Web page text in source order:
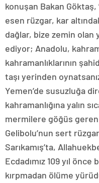
konuşan Bakan
esen rüzgar, kar
dağlar, bize zemin
ediyor; Anadolu,
kahramanlıklarının
taşı yerinden
Yemen’de susuzluğa
kahramanlığına yalın
mermilere göğüs
Gelibolu’nun sert
Sarıkamış’ta,
Ecdadımız 109 yıl
kırpmadan ölüme